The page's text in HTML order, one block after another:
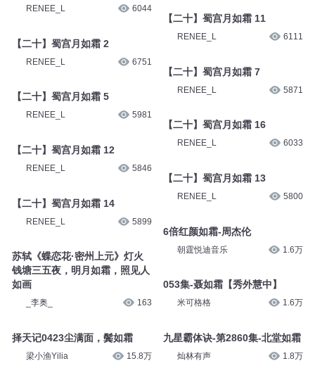
RENEE_L 6044
【二十】蜀宫月如霜 2
RENEE_L 6751
【二十】蜀宫月如霜 5
RENEE_L 5981
【二十】蜀宫月如霜 12
RENEE_L 5846
【二十】蜀宫月如霜 14
RENEE_L 5899
苏轼《蝶恋花·密州上元》灯火
钱塘三五夜，明月如霜，照见人
如画
_李奥_ 163
择天记0423尘满面，鬓如霜
梁小渔Yilia 15.8万
【二十】蜀宫月如霜 11
RENEE_L 6111
【二十】蜀宫月如霜 7
RENEE_L 5871
【二十】蜀宫月如霜 16
RENEE_L 6033
【二十】蜀宫月如霜 13
RENEE_L 5800
6倍红颜如霜-周杰伦
朝霆悦迪音乐 1.6万
053集-聂如霜【秀外慧中】
米可格格 1.6万
九星霸体诀-第2860集-北堂如霜
灿林有声 1.8万